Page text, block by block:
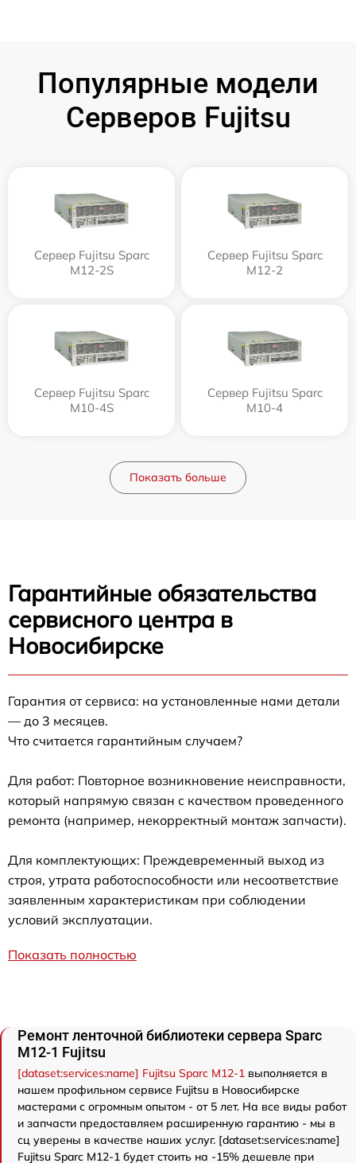
Популярные модели
Серверов Fujitsu
Сервер Fujitsu Sparc
M12-2S
Сервер Fujitsu Sparc
M12-2
Сервер Fujitsu Sparc
M10-4S
Сервер Fujitsu Sparc
M10-4
Показать больше
Гарантийные обязательства
сервисного центра в
Новосибирске
Гарантия от сервиса: на установленные нами детали
— до 3 месяцев.
Что считается гарантийным случаем?
Для работ: Повторное возникновение неисправности,
который напрямую связан с качеством проведенного
ремонта (например, некорректный монтаж запчасти).
Для комплектующих: Преждевременный выход из
строя, утрата работоспособности или несоответствие
заявленным характеристикам при соблюдении
условий эксплуатации.
Показать полностью
Ремонт ленточной библиотеки сервера Sparc
M12-1 Fujitsu
[dataset:services:name] Fujitsu Sparc M12-1 выполняется в
нашем профильном сервисе Fujitsu в Новосибирске
мастерами с огромным опытом - от 5 лет. На все виды работ
и запчасти предоставляем расширенную гарантию - мы в
сц уверены в качестве наших услуг. [dataset:services:name]
Fujitsu Sparc M12-1 будет стоить на -15% дешевле при